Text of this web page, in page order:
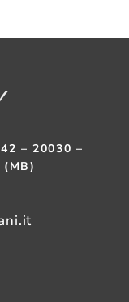
– 20030 –
(MB)